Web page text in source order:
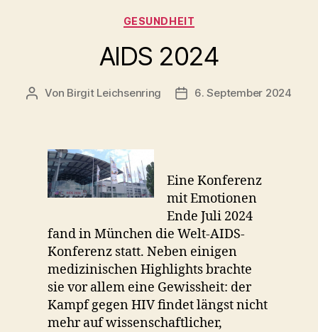
Kategorien
GESUNDHEIT
AIDS 2024
Beitragsautor
Von Birgit Leichsenring Beitragsdatum
6. September 2024
Eine Konferenz
mit Emotionen
Ende Juli 2024
fand in München die Welt-AIDS-
Konferenz statt. Neben einigen
medizinischen Highlights brachte
sie vor allem eine Gewissheit: der
Kampf gegen HIV findet längst nicht
mehr auf wissenschaftlicher,